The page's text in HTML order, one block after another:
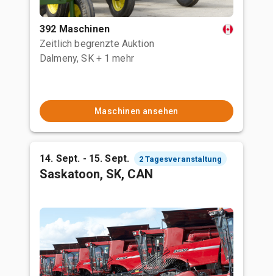
392 Maschinen
Zeitlich begrenzte Auktion
Dalmeny, SK + 1 mehr
Maschinen ansehen
14. Sept. - 15. Sept. 2 Tagesveranstaltung
Saskatoon, SK, CAN